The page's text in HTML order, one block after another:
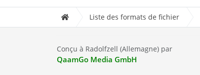
Liste des formats de fichier
Conçu à Radolfzell (Allemagne) par
QaamGo Media GmbH